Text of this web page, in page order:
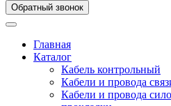
Обратный звонок
Главная
Каталог
Кабель контрольный
Кабели и провода
Кабели и провода